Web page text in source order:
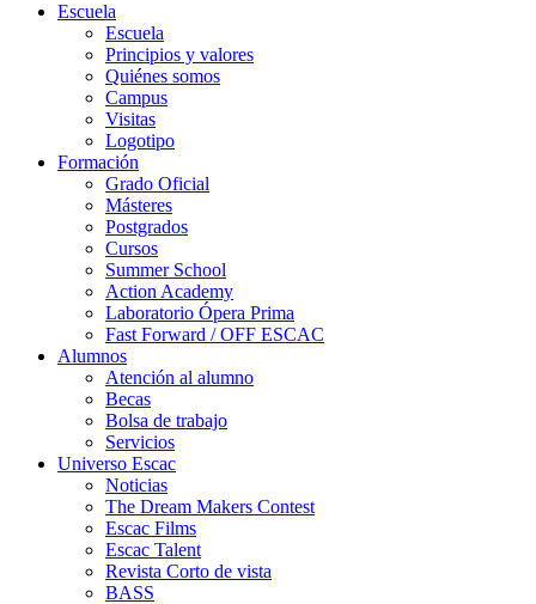
Escuela
Escuela
Principios y valores
Quiénes somos
Campus
Visitas
Logotipo
Formación
Grado Oficial
Másteres
Postgrados
Cursos
Summer School
Action Academy
Laboratorio Ópera Prima
Fast Forward / OFF ESCAC
Alumnos
Atención al alumno
Becas
Bolsa de trabajo
Servicios
Universo Escac
Noticias
The Dream Makers Contest
Escac Films
Escac Talent
Revista Corto de vista
BASS